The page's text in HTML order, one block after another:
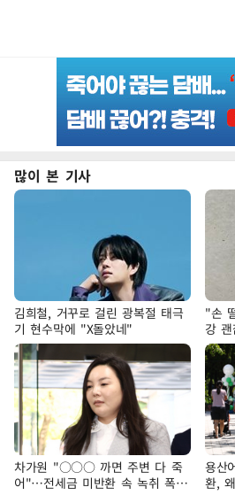
많이 본 기사
김희철, 거꾸로 걸린 광복절 태극
기 현수막에 "X돌았네"
"손
강
차가원 "○○○ 까면 주변 다 죽
어"…전세금 미반환 속 녹취 폭로
용산
환,